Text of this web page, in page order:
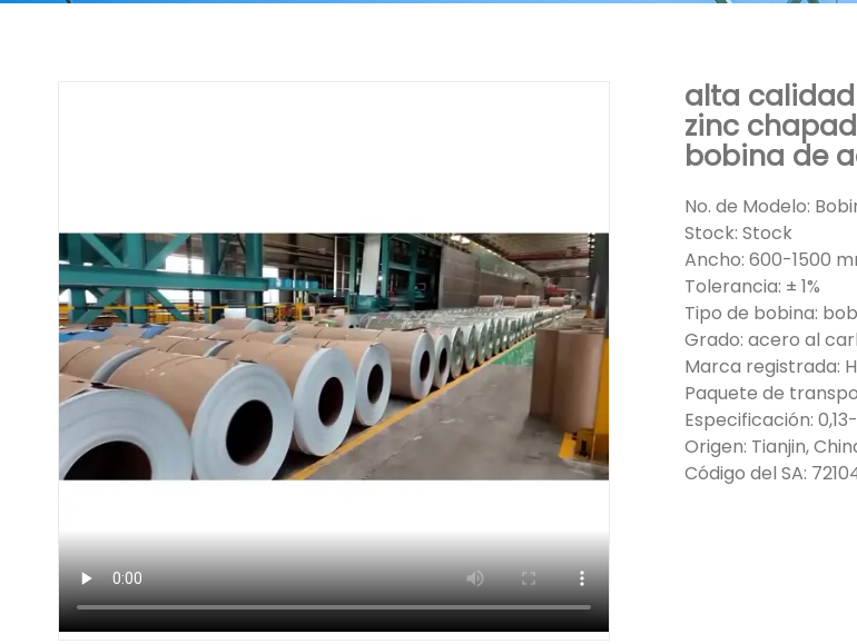
alta calidad
zinc
bobina de
No. de Modelo:
Stock: Stock
Ancho: 600-1500
Tolerancia: ± 1%
Tipo de bobina:
Grado: acero al
Marca registrada:
Paquete de
Especificación:
Origen: Tianjin,
Código del SA: